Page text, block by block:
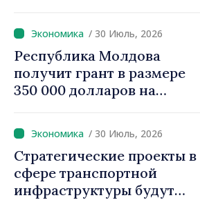
запасы
/ 30 Июль, 2026
Республика Молдова
получит грант в размере
350 000 долларов на
«Реестр залогов
движимого имущества»
/ 30 Июль, 2026
Стратегические проекты в
сфере транспортной
инфраструктуры будут